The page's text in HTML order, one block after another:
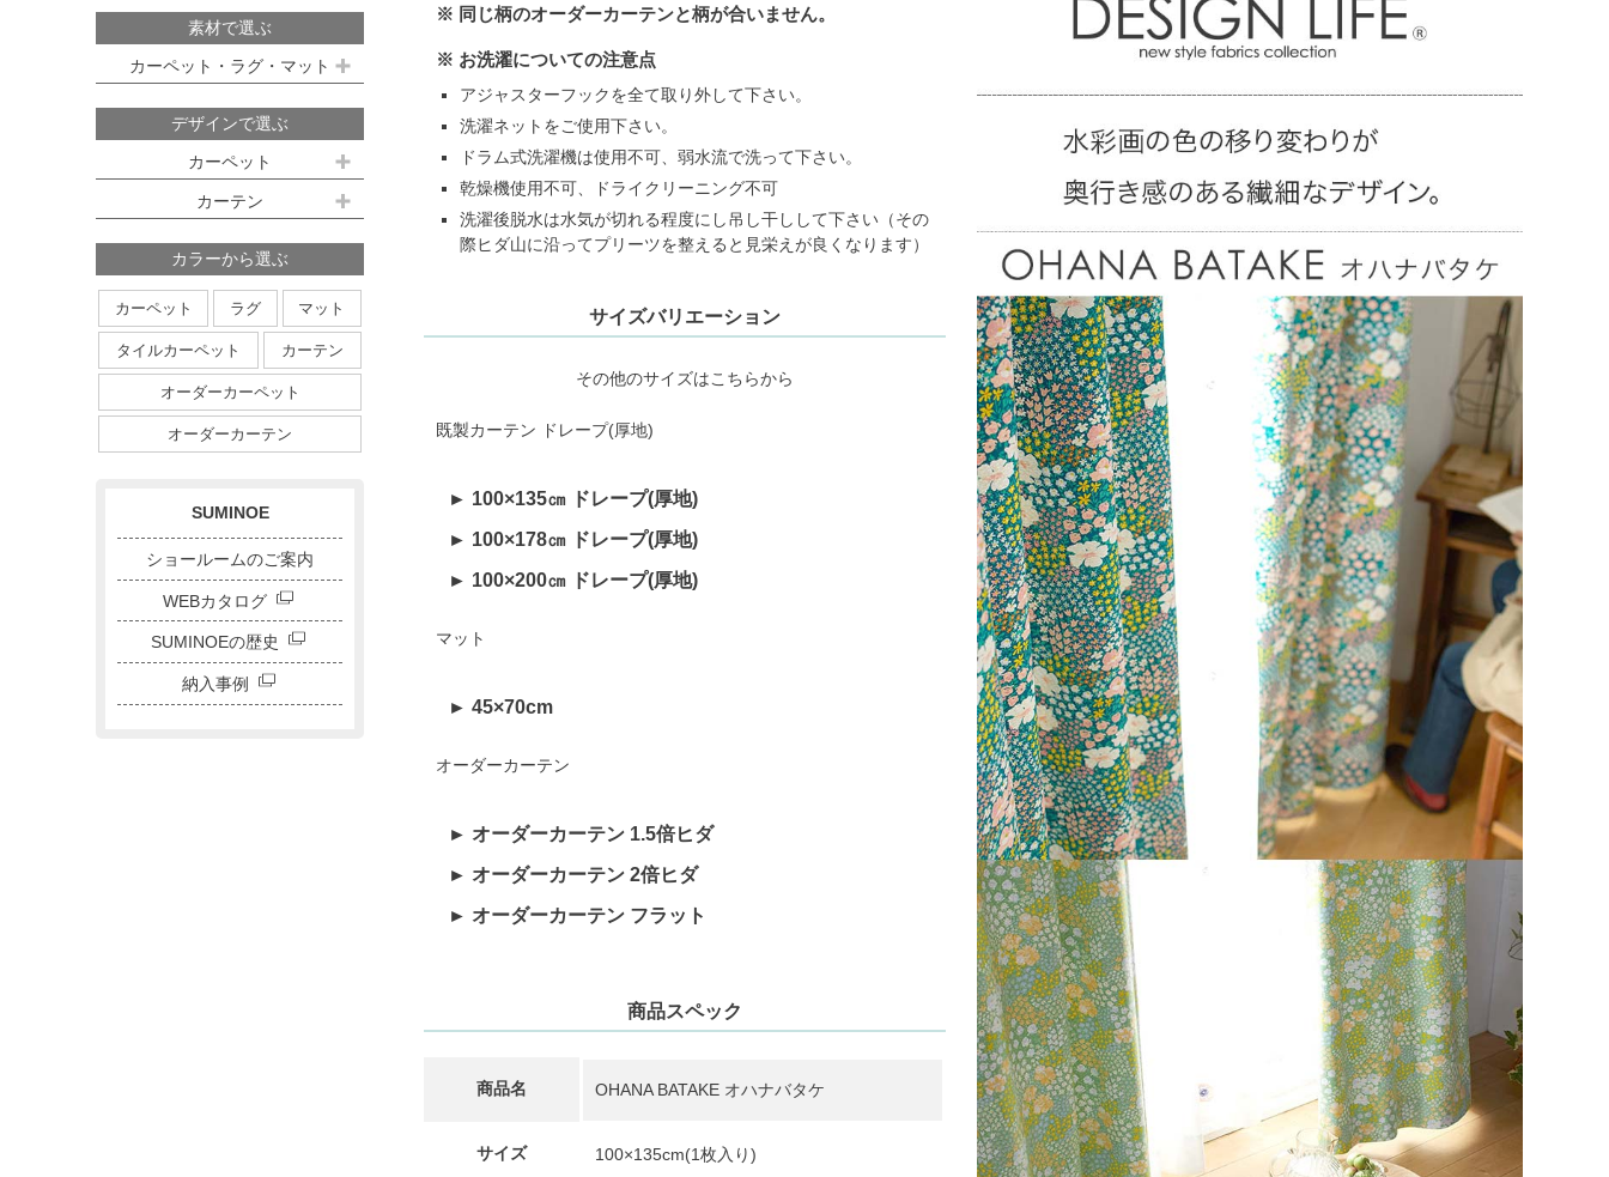
本間 3畳(191x286cm)
本間 8畳(382x382cm)
その他のサイズ
廊下敷き
約250ｘ350cm
約300ｘ300cm
約300ｘ350cm
約350ｘ350cm
約350ｘ400cm
約350ｘ450cm
約350ｘ500cm
円形サイズ
ダイニングサイズ
100ｘ133cm
100ｘ176cm
100ｘ198cm
オーダーカーペットの測り方
オーダーカーテンの測り方
すべり止め
遊び毛防止
アレルブロック
制電
日本製
ホットカーペット・床暖房対応
洗える 遮光
防炎
アレルブロック
形態安定加工
形状記憶加工
日本製
素材で選ぶ
カーペット・ラグ・マット
ナイロン
ウール
デザインで選ぶ
カーペット
ストライプ＆ボーダー
円形
カーテン
北欧デザイン
ナチュラルデザイン
無地・無地調
抽象柄
花柄
植物柄
鳥・動物
ストライプ・ボーダー
チェック
ドット
サークル
カラーから選ぶ
カーペット ラグ マット
タイルカーペット カーテン
オーダーカーペット
オーダーカーテン
SUMINOE
ショールームのご案内
WEBカタログ
SUMINOEの歴史
納入事例
※ 同じ柄のオーダーカーテンと柄が合いません。
※ お洗濯についての注意点
アジャスターフックを全て取り外して下さい。
洗濯ネットをご使用下さい。
ドラム式洗濯機は使用不可、弱水流で洗って下さい。
乾燥機使用不可、ドライクリーニング不可
洗濯後脱水は水気が切れる程度にし吊し干しして下さい（その
際ヒダ山に沿ってプリーツを整えると見栄えが良くなります）
サイズバリエーション
その他のサイズはこちらから
既製カーテン ドレープ(厚地)
► 100×135㎝ ドレープ(厚地)
► 100×178㎝ ドレープ(厚地)
► 100×200㎝ ドレープ(厚地)
マット
► 45×70cm
オーダーカーテン
► オーダーカーテン 1.5倍ヒダ
► オーダーカーテン 2倍ヒダ
► オーダーカーテン フラット
商品スペック
商品名 OHANA BATAKE オハナバタケ
サイズ 100×135cm(1枚入り)